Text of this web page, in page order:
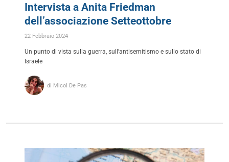
Intervista a Anita Friedman
dell’associazione Setteottobre
22 Febbraio 2024
Un punto di vista sulla guerra, sull’antisemitismo e sullo stato di
Israele
di Micol De Pas